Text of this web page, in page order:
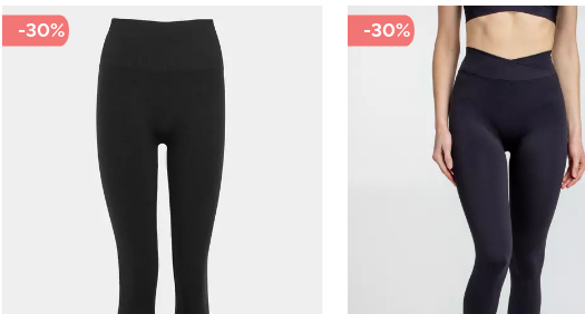
-30% -30%